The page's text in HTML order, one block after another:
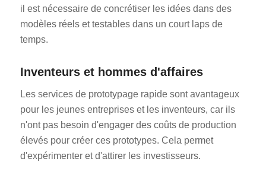
il est nécessaire de concrétiser les idées dans des
modèles réels et testables dans un court laps de
temps.
Inventeurs et hommes d'affaires
Les services de prototypage rapide sont avantageux
pour les jeunes entreprises et les inventeurs, car ils
n'ont pas besoin d'engager des coûts de production
élevés pour créer ces prototypes. Cela permet
d'expérimenter et d'attirer les investisseurs.